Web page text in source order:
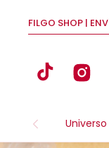
FILGO SHOP |